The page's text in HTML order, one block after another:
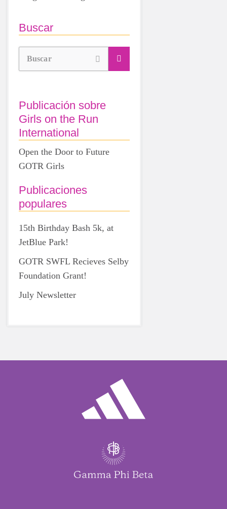
Buscar
Buscar
Publicación sobre
Girls on the Run
International
Open the Door to Future
GOTR Girls
Publicaciones
populares
15th Birthday Bash 5k, at
JetBlue Park!
GOTR SWFL Recieves Selby
Foundation Grant!
July Newsletter